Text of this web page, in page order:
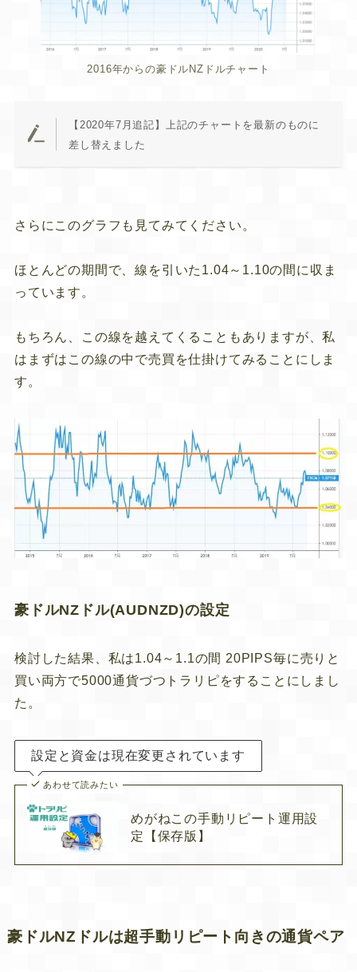
2016年からの豪ドルNZドルチャート
【2020年7月追記】 上記のチャートを最新のものに
差し替えました
さらにこのグラフも見てみてください。
ほとんどの期間で、線を引いた1.04～1.10の間に収ま
っています 。
もちろん、この線を越えてくることもありますが、私
はまずはこの線の中で売買を仕掛けてみることにしま
す。
豪ドルNZドル(AUDNZD)の設定
検討した結果、私は1.04～1.1の間 20PIPS毎に売り と
買い両方で5000通貨づつトラリピをすることにしまし
た。
設定と資金は現在変更されています
あわせて読みたい
めがねこの手動リピート運用設
定【保存版】
豪ドルNZドルは超手動リピート向きの通貨ペア